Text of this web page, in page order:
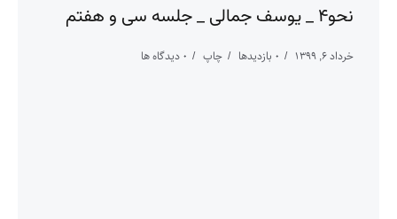
نحو۴ _ یوسف جمالی _ جلسه سی و هفتم
خرداد ۶, ۱۳۹۹ ۰ بازدیدها چاپ ۰ دیدگاه ها